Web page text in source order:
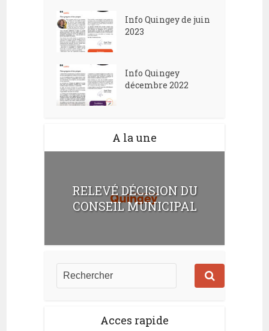
Info Quingey de juin
2023
Info Quingey
décembre 2022
A la une
RELEVÉ DÉCISION DU
CONSEIL MUNICIPAL
Acces rapide